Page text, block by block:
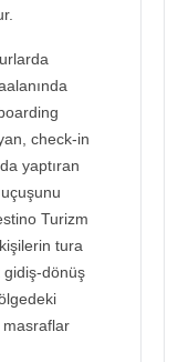
check-in
yaptıran
Turizm
tura
gidiş-dönüş